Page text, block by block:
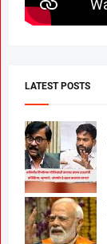
LATEST POSTS